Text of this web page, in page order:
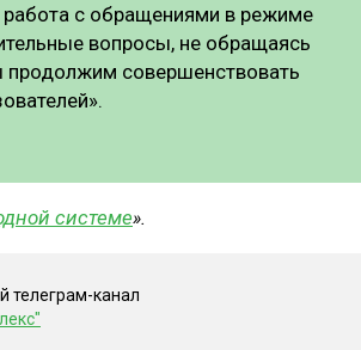
работа с обращениями в режиме
вопросы, не обращаясь
продолжим совершенствовать
системе».
телеграм-канал